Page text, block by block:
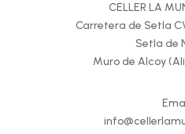
CELLER LA
Carretera de Setla
Setla de
Muro de Alcoy